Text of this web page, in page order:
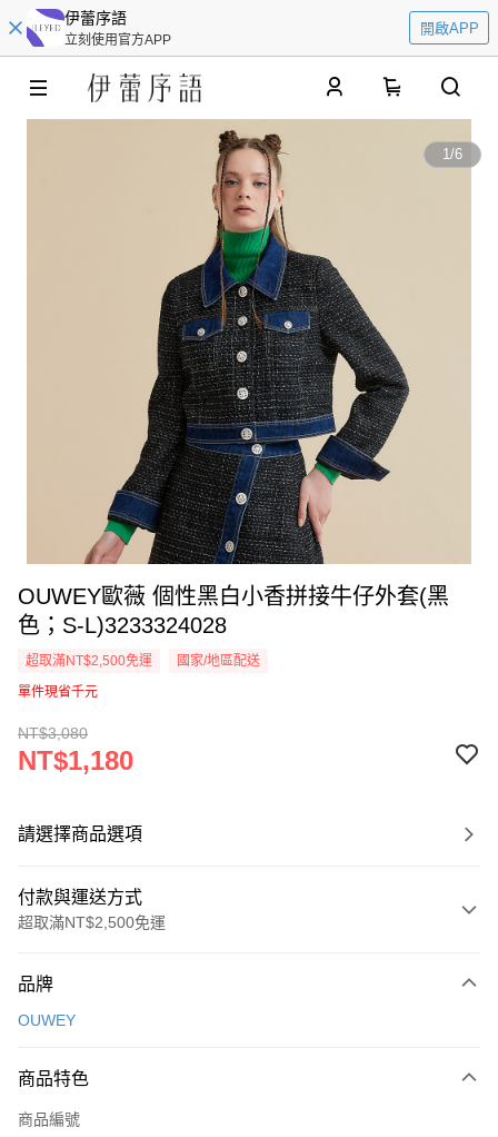
伊蕾序語
立刻使用官方APP
開啟APP
1/6
OUWEY歐薇 個性黑白小香拼接牛仔外套(黑
色；S-L)3233324028
超取滿NT$2,500免運
國家/地區配送
單件現省千元
NT$3,080
NT$1,180
請選擇商品選項
付款與運送方式
超取滿NT$2,500免運
信用卡一次付款
3 期 0 利率 每期
合作金庫商業銀行
超商取貨付款
品牌
OUWEY
商品特色
商品編號